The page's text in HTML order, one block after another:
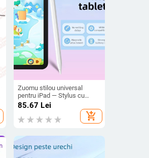
Zuomu stilou universal
pentru iPad — Stylus cu
atingere Type-C, producție
85.67 Lei
add_shopping_cart